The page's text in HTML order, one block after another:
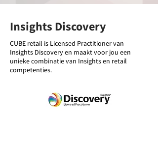
Insights Discovery
CUBE retail is Licensed Practitioner van
Insights Discovery en maakt voor jou een
unieke combinatie van Insights en retail
competenties.